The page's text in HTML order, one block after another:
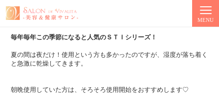
MENU
秋・冬人気ＳＴＩシリーズ！
毎年毎年この季節になると人気のＳＴＩシリーズ！
夏の間は夜だけ！使用という方も多かったのですが、湿度が落ち着く
と急激に乾燥してきます。
朝晩使用していた方は、そろそろ使用開始をおすすめします♡